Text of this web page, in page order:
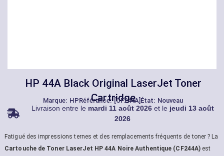
HP 44A Black Original LaserJet Toner
Cartridge
Marque: HPRéférance: [CF244A] État: Nouveau
Livraison entre le mardi 11 août 2026et le jeudi 13 août
2026
Fatigué des impressions ternes et des remplacements fréquents de toner ? La
Cartouche de Toner LaserJet HP 44A Noire Authentique (CF244A) est